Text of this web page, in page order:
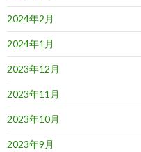
2024年2月
2024年1月
2023年12月
2023年11月
2023年10月
2023年9月